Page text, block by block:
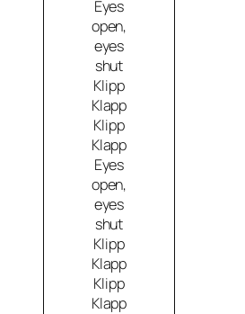
Eyes
open,
eyes
shut
Klipp
Klapp
Klipp
Klapp
Eyes
open,
eyes
shut
Klipp
Klapp
Klipp
Klapp